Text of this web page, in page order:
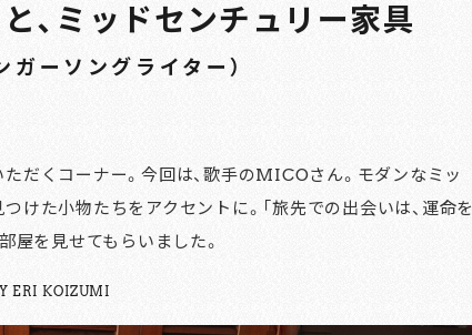
、ミッドセンチュリー家具
ーソングライター）
だくコーナー。今回は、歌手のMICOさん。モダンなミッ
けた小物たちをアクセントに。「旅先での出会いは、運命を
屋を見せてもらいました。
ERI KOIZUMI